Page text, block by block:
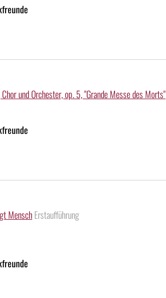
und Orchester, op. 5, "Grande Messe des Morts"
MenschErstaufführung